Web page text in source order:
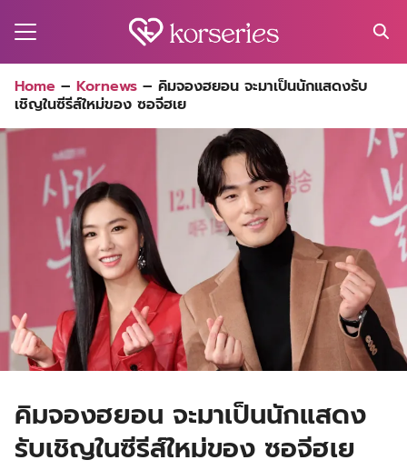
for:
Home – Kornews – คิมจองฮยอน จะมาเป็นนักแสดงรับ
เชิญในซีรีส์ใหม่ของ ซอจีฮเย
คิมจองฮยอน จะมาเป็นนักแสดง
รับเชิญในซีรีส์ใหม่ของ ซอจีฮเย